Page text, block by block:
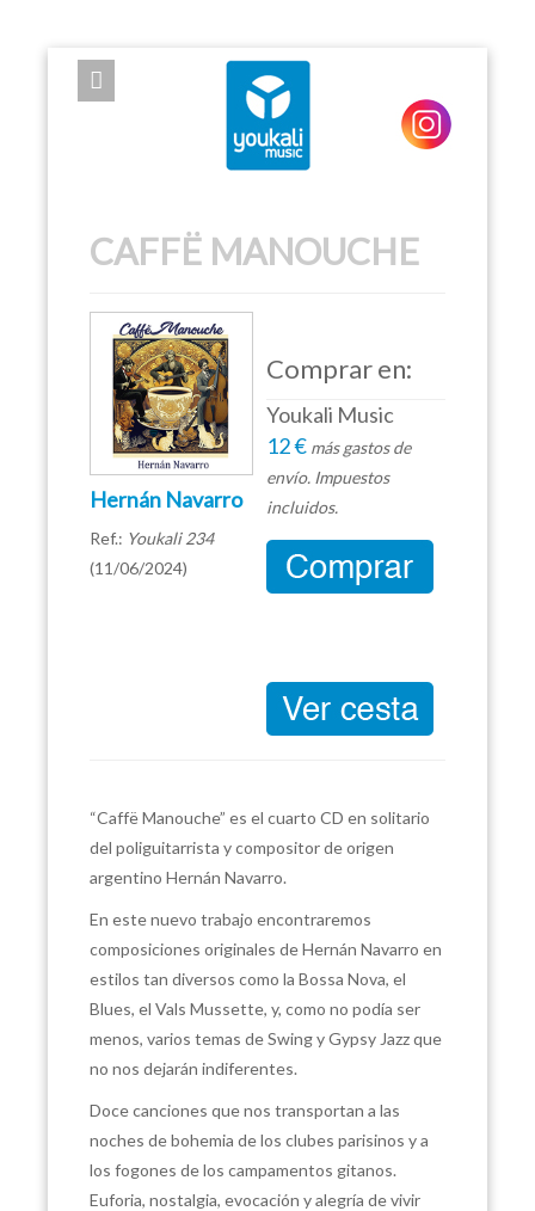
EXPOSE FRAMEWORK FOR JOOMLA 2.5 AND 3.0+
CAFFË MANOUCHE
Hernán Navarro
Ref.: Youkali 234
(11/06/2024)
Comprar en:
Youkali Music
12 € más gastos de
envío. Impuestos
incluidos.
“Caffë Manouche” es el cuarto CD en solitario
del poliguitarrista y compositor de origen
argentino Hernán Navarro.
En este nuevo trabajo encontraremos
composiciones originales de Hernán Navarro en
estilos tan diversos como la Bossa Nova, el
Blues, el Vals Mussette, y, como no podía ser
menos, varios temas de Swing y Gypsy Jazz que
no nos dejarán indiferentes.
Doce canciones que nos transportan a las
noches de bohemia de los clubes parisinos y a
los fogones de los campamentos gitanos.
Euforia, nostalgia, evocación y alegría de vivir